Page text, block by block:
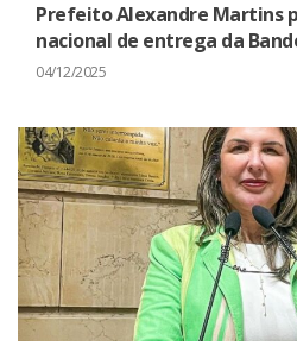
Prefeito Alexandre Martins
nacional de entrega da
04/12/2025